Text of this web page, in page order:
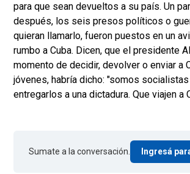
para que sean devueltos a su país. Un
después, los seis presos políticos o
quieran llamarlo, fueron puestos en un
rumbo a Cuba. Dicen, que el presidente
momento de decidir, devolver o enviar a
jóvenes, habría dicho: "somos
entregarlos a una dictadura. Que viajen a
Sumate a la conversación. Ingresá